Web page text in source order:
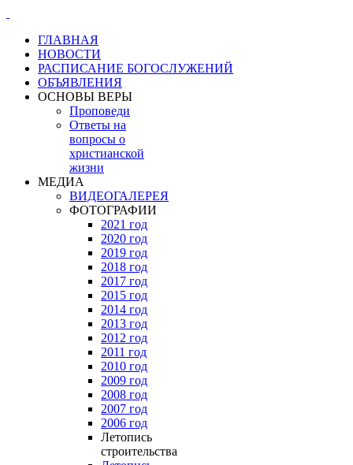
ГЛАВНАЯ
НОВОСТИ
РАСПИСАНИЕ БОГОСЛУЖЕНИЙ
ОБЪЯВЛЕНИЯ
ОСНОВЫ ВЕРЫ
Проповеди
Ответы на
вопросы о
христианской
жизни
МЕДИА
ВИДЕОГАЛЕРЕЯ
ФОТОГРАФИИ
2021 год
2020 год
2019 год
2018 год
2017 год
2015 год
2014 год
2013 год
2012 год
2011 год
2010 год
2009 год
2008 год
2007 год
2006 год
Летопись
строительства